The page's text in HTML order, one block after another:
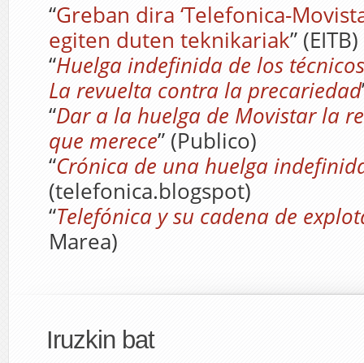
“Greban dira ‘Telefonica-
egiten duten teknikariak” (EITB)
“Huelga indefinida de los
La revuelta contra la precariedad
“Dar a la huelga de Movistar la
que merece” (Publico)
“Crónica de una huelga
(telefonica.blogspot)
“Telefónica y su cadena de
Marea)
Iruzkin bat